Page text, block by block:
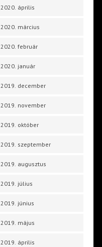
2020. április
2020. március
2020. február
2020. január
2019. december
2019. november
2019. október
2019. szeptember
2019. augusztus
2019. július
2019. június
2019. május
2019. április